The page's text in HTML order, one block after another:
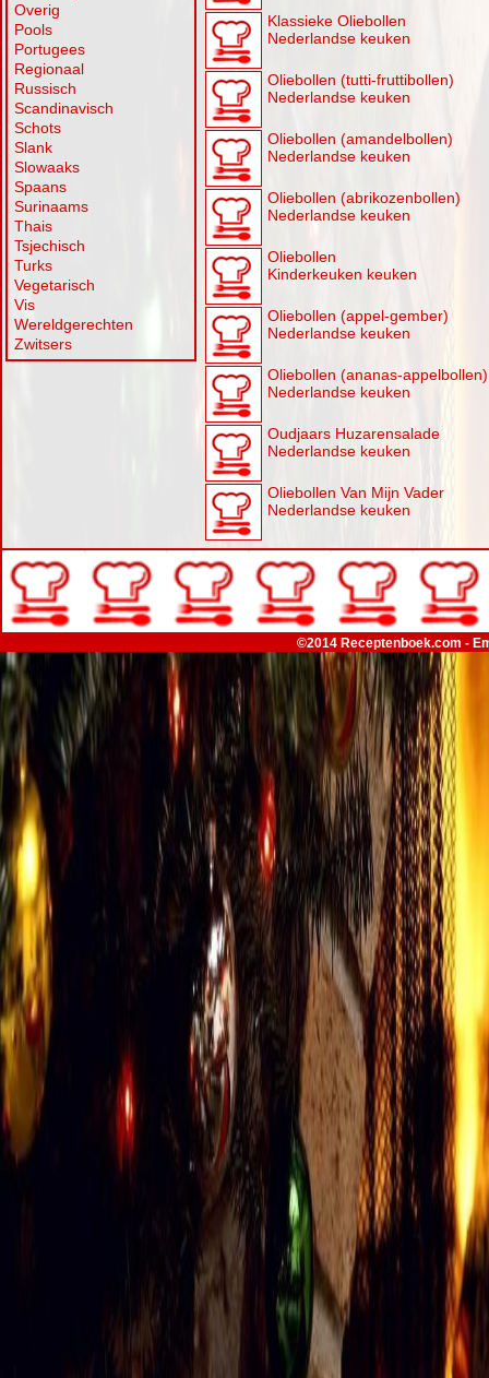
Overig
Pools
Portugees
Regionaal
Russisch
Scandinavisch
Schots
Slank
Slowaaks
Spaans
Surinaams
Thais
Tsjechisch
Turks
Vegetarisch
Vis
Wereldgerechten
Zwitsers
Klassieke Oliebollen
Nederlandse keuken
Oliebollen (tutti-fruttibollen)
Nederlandse keuken
Oliebollen (amandelbollen)
Nederlandse keuken
Oliebollen (abrikozenbollen)
Nederlandse keuken
Oliebollen
Kinderkeuken keuken
Oliebollen (appel-gember)
Nederlandse keuken
Oliebollen (ananas-appelbollen)
Nederlandse keuken
Oudjaars Huzarensalade
Nederlandse keuken
Oliebollen Van Mijn Vader
Nederlandse keuken
©2014 Receptenboek.com -